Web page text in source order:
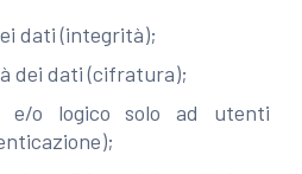
dati (integrità);
dei dati (cifratura);
e/o logico solo ad utenti